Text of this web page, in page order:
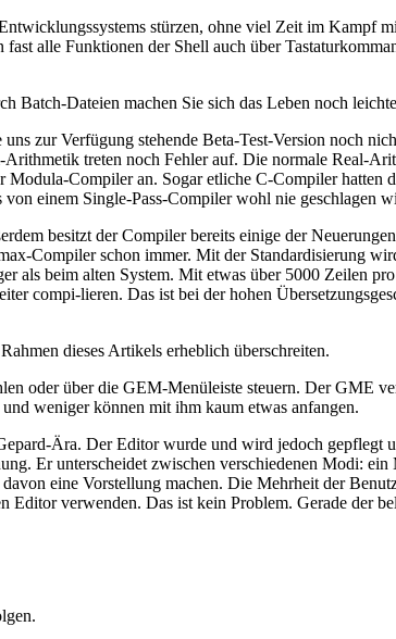
stürzen, ohne viel Zeit im Kampf
alle Funktionen der Shell auch über
Batch-Dateien machen Sie sich das Leben noch
zur Verfügung stehende Beta-Test-Version noch
Arithmetik treten noch Fehler auf. Die normale Real-
Compiler an. Sogar etliche C-Compiler hatten
einem Single-Pass-Compiler wohl nie geschlagen
besitzt der Compiler bereits einige der
Compiler schon immer. Mit der Standardisierung
als beim alten System. Mit etwas über 5000 Zeilen
compi-lieren. Das ist bei der hohen
dieses Artikels erheblich überschreiten.
oder über die GEM-Menüleiste steuern. Der GME
weniger können mit ihm kaum etwas anfangen.
Ära. Der Editor wurde und wird jedoch gepflegt
Er unterscheidet zwischen verschiedenen Modi:
eine Vorstellung machen. Die Mehrheit der
verwenden. Das ist kein Problem. Gerade der